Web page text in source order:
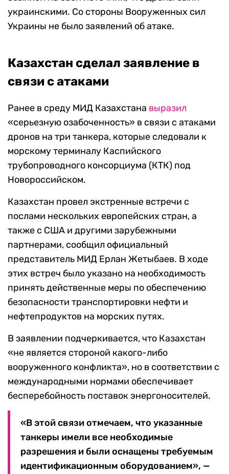
украинскими. Со стороны Вооруженных сил
Украины не было заявлений об атаке.
Казахстан сделал заявление в
связи с атаками
Ранее в среду МИД Казахстана выразил
«серьезную озабоченность» в связи с атаками
дронов на три танкера, которые следовали к
морскому терминалу Каспийского
трубопроводного консорциума (КТК) под
Новороссийском.
Казахстан провел экстренные встречи с
послами нескольких европейских стран, а
также с США и другими зарубежными
партнерами, сообщил официальный
представитель МИД Ерлан Жетыбаев. В ходе
этих встреч было указано на необходимость
принять действенные меры по обеспечению
безопасности транспортировки нефти и
нефтепродуктов на морских путях.
В заявлении подчеркивается, что Казахстан
«не является стороной какого-либо
вооруженного конфликта», но в соответствии с
международными нормами обеспечивает
бесперебойность поставок энергоносителей.
«В этой связи отмечаем, что указанные
танкеры имели все необходимые
разрешения и были оснащены требуемым
идентификационным оборудованием», —